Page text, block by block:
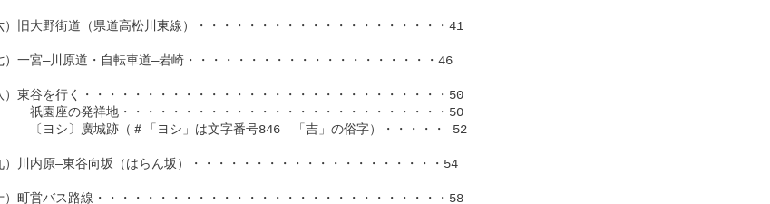
旧大野街道（県道高松川東線）・・・・・・・・・・・・・・・・・・・・41
一宮―川原道・自転車道―岩崎・・・・・・・・・・・・・・・・・・・・46
東谷を行く・・・・・・・・・・・・・・・・・・・・・・・・・・・・・50
の発祥地・・・・・・・・・・・・・・・・・・・・・・・・・・50
〕廣城跡（＃「ヨシ」は文字番号846　「吉」の俗字）・・・・・ 52
川内原―東谷向坂（はらん坂）・・・・・・・・・・・・・・・・・・・・54
町営バス路線・・・・・・・・・・・・・・・・・・・・・・・・・・・・58